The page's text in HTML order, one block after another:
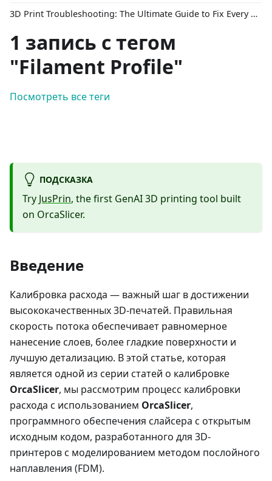
3D Print Troubleshooting: The Ultimate Guide to Fix Every Common Problem [2026]
1 запись с тегом
"Filament Profile"
Посмотреть все теги
ПОДСКАЗКА
Try JusPrin, the first GenAI 3D printing tool built
on OrcaSlicer.
Введение
Калибровка расхода — важный шаг в достижении
высококачественных 3D-печатей. Правильная
скорость потока обеспечивает равномерное
нанесение слоев, более гладкие поверхности и
лучшую детализацию. В этой статье, которая
является одной из серии статей о калибровке
OrcaSlicer, мы рассмотрим процесс калибровки
расхода с использованием OrcaSlicer,
программного обеспечения слайсера с открытым
исходным кодом, разработанного для 3D-
принтеров с моделированием методом послойного
наплавления (FDM).